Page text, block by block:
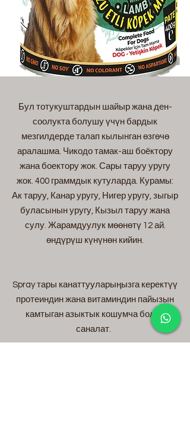
Бул тотукуштардын шайыр жана ден-
соолукта болушу үчүн бардык
мезгилдерде талап кылынган өзгөчө
аралашма. Чикодо тамак-аш боёктору
жана боектору жок. Сары таруу уругу
жок. 400 граммдык кутуларда. Курамы:
Ак таруу, Канар уругу, Нигер уругу, зыгыр
буласынын уругу, Кызыл таруу жана
сулу. Жарамдуулук мөөнөтү 12 ай.
өндүрүш күнүнөн кийин.
Spray тары канаттууларыңызга керектүү
протеиндин жана витаминдин пайызын
камтыган азыктык кошумча болуп
саналат.